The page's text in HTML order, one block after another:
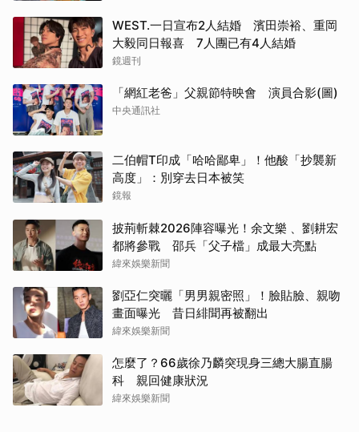
WEST.一日宣布2人結婚 濱田崇裕、重岡
大毅同日報喜 7人團已有4人結婚
鏡週刊
「網紅老爸」父親節特映會 演員合影(圖)
中央通訊社
二伯帽T印成「哈哈鄙卑」！他酸「抄襲新
高度」：別穿去日本被笑
鏡報
披荊斬棘2026陣容曝光！余文樂 、劉耕宏
都將參戰 邵兵「父子檔」成最大亮點
緯來娛樂新聞
劉亞仁突曬「男男親密照」！臉貼臉、親吻
畫面曝光 昔日緋聞再被翻出
緯來娛樂新聞
怎麼了？66歲徐乃麟突現身三總大腸直腸
科 親回健康狀況
緯來娛樂新聞